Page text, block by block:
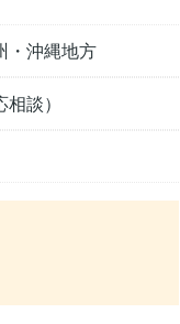
・沖縄地方
相談）